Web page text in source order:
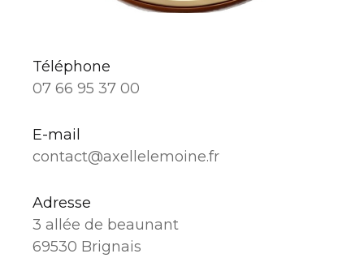
Téléphone
07 66 95 37 00
E-mail
contact@axellelemoine.fr
Adresse
3 allée de beaunant
69530 Brignais